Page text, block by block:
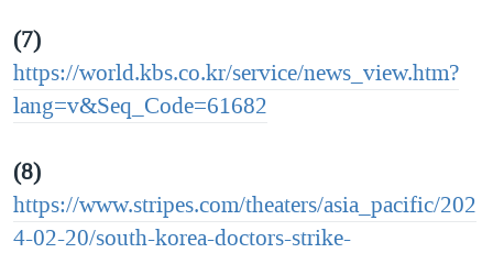
(7)
https://world.kbs.co.kr/service/news_view.htm?
lang=v&Seq_Code=61682
(8)
https://www.stripes.com/theaters/asia_pacific/202
4-02-20/south-korea-doctors-strike-